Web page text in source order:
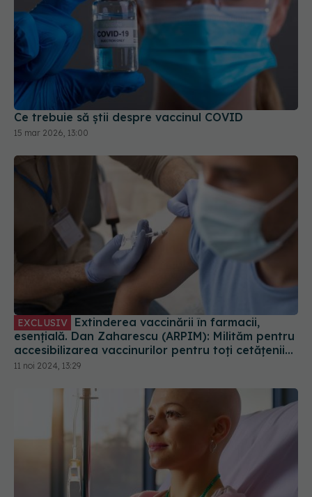
Ce trebuie să știi despre vaccinul COVID
15 mar 2026, 13:00
EXCLUSIV
esențială. Dan Zaharescu (ARPIM): Milităm pentru
accesibilizarea vaccinurilor pentru toți cetățenii
României
11 noi 2024, 13:29